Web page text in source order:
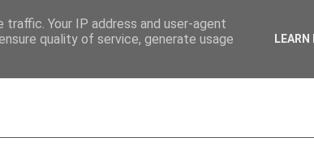
Your IP address and user-agent
quality of service, generate usage
LEARN